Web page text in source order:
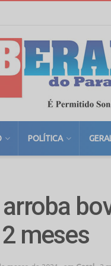
POLÍTICA
meses